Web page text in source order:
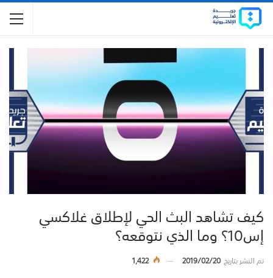
كيف تشاهد البث الحي لإطلاق غلاكسي
إس10؟ وما الذي نتوقعه؟
تم النشر بتاريخ2019/02/20
1,422